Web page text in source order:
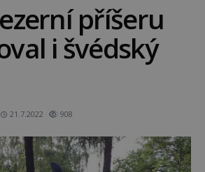
příšeru
i švédský
21.7.2022 908